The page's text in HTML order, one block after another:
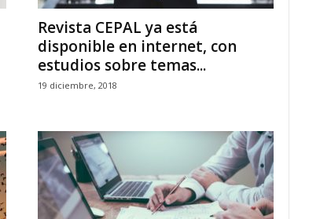
Revista CEPAL ya está
disponible en internet, con
estudios sobre temas...
19 diciembre, 2018